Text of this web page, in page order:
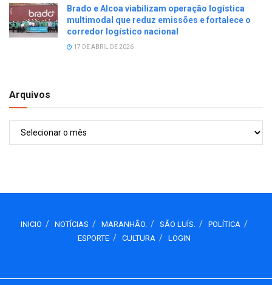
Brado e Alcoa viabilizam operação logística
multimodal que reduz emissões e fortalece o
corredor logístico nacional
17 DE ABRIL DE 2026
Arquivos
INICIO NOTÍCIAS MARANHÃO. SÃO LUÍS.
POLÍTICA
ESPORTE
CULTURA LOGIN